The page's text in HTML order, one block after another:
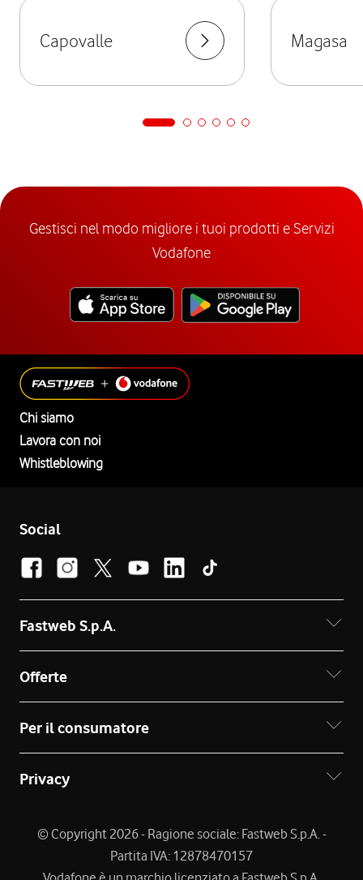
Capovalle Magasa
Gestisci nel modo migliore i tuoi prodotti e Servizi
Vodafone
Chi siamo
Lavora con noi
Whistleblowing
Social
Fastweb S.p.A.
Offerte
Per il consumatore
Privacy
© Copyright 2026 - Ragione sociale: Fastweb S.p.A. -
Partita IVA: 12878470157